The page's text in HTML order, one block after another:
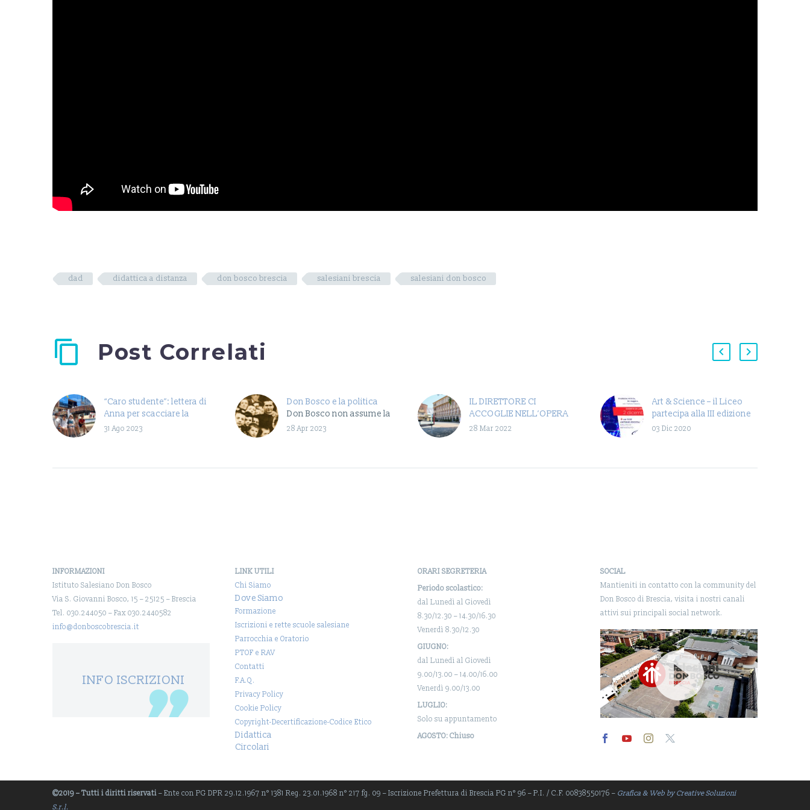
dad didattica a distanza don bosco brescia salesiani brescia salesiani don bosco
Post Correlati
“Caro studente”: lettera di
Anna per scacciare la
paura pre partenza in
31 Ago 2023
Don Bosco e la politica
Don Bosco non assume la
critica di Marx alla
28 Apr 2023
IL DIRETTORE CI
ACCOGLIE NELL’OPERA
DI BRESCIA
28 Mar 2022
Art & Science – il Liceo
partecipa alla III edizione
Nazionale
03 Dic 2020
INFORMAZIONI
Istituto Salesiano Don Bosco
Via S. Giovanni Bosco, 15 – 25125 – Brescia
Tel. 030.244050 – Fax 030.2440582
info@donboscobrescia.it
INFO ISCRIZIONI
LINK UTILI
Chi Siamo
Dove Siamo
Formazione
Iscrizioni e rette scuole salesiane
Parrocchia e Oratorio
PTOF e RAV
Contatti
F.A.Q.
Privacy Policy
Cookie Policy
Copyright-Decertificazione-Codice Etico
Didattica
Circolari
ORARI SEGRETERIA
Periodo scolastico:
dal Lunedì al Giovedì
8.30/12.30 – 14.30/16.30
Venerdì 8.30/12.30
GIUGNO:
dal Lunedì al Giovedì
9.00/13.00 – 14.00/16.00
Venerdì 9.00/13.00
LUGLIO:
Solo su appuntamento
AGOSTO: Chiuso
SOCIAL
Mantieniti in contatto con la community del
Don Bosco di Brescia, visita i nostri canali
attivi sui principali social network.
Player
©2019 – Tutti i diritti riservati – Ente con PG DPR 29.12.1967 n° 1381 Reg. 23.01.1968 n° 217 fg. 09 – Iscrizione Prefettura di Brescia PG n° 96 – P.I. / C.F. 00838550176 – Grafica & Web by Creative Soluzioni
S.r.l.